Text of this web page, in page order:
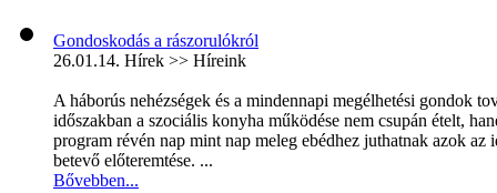
Gondoskodás a rászorulókról
26.01.14. Hírek >> Híreink
A háborús nehézségek és a mindennapi megélhetési gondok
időszakban a szociális konyha működése nem csupán ételt,
program révén nap mint nap meleg ebédhez juthatnak azok
betevő előteremtése. ...
Bővebben...